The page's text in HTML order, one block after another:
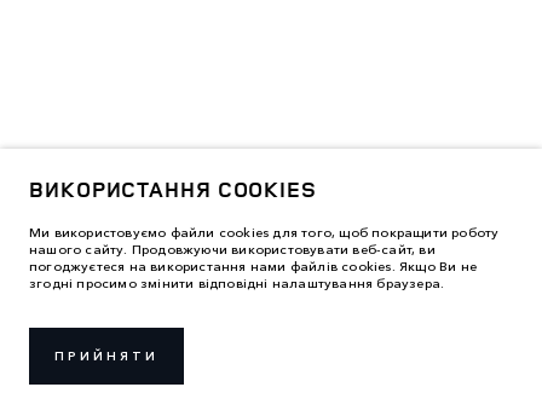
ВИКОРИСТАННЯ COOKIES
Ми використовуємо файли cookies для того, щоб покращити роботу
нашого сайту. Продовжуючи використовувати веб-сайт, ви
погоджуєтеся на використання нами файлів cookies. Якщо Ви не
згодні просимо змінити відповідні налаштування браузера.
ПРИЙНЯТИ